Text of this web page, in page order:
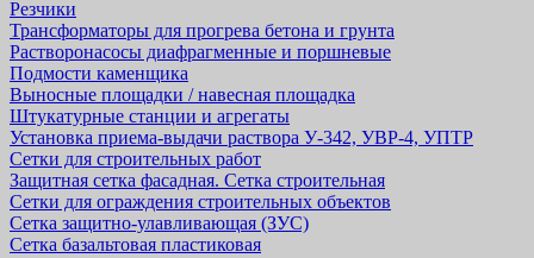
Резчики
Трансформаторы для прогрева бетона и грунта
Растворонасосы диафрагменные и поршневые
Подмости каменщика
Выносные площадки / навесная площадка
Штукатурные станции и агрегаты
Установка приема-выдачи раствора У-342, УВР-4, УПТР
Сетки для строительных работ
Защитная cетка фасадная. Сетка строительная
Сетки для ограждения строительных объектов
Сетка защитно-улавливающая (ЗУС)
Сетка базальтовая пластиковая